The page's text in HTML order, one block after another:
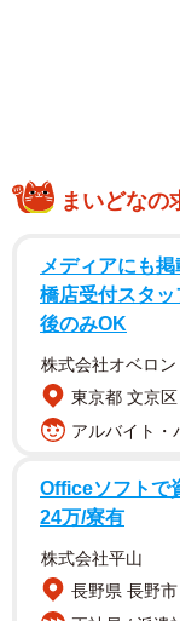
最後には「時を越
日。細川さん、本
まいどなの
メディアにも
橋店受付スタ
後のみOK
株式会社オベロ
東京都 文京区
アルバイト・
Officeソフトで
24万/寮有
株式会社平山
長野県 長野市